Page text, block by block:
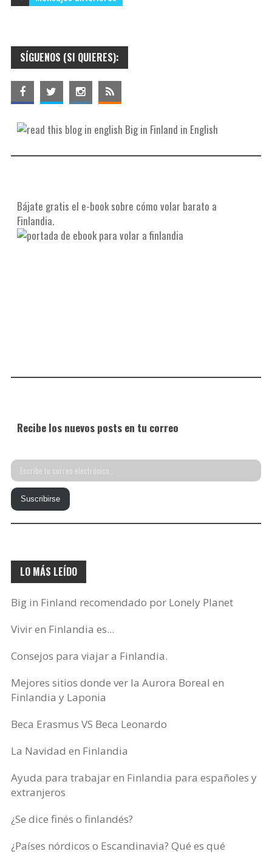
e
t
r
i
r
SÍGUENOS (SI QUIERES):
Big in Finland in English
Bájate gratis el e-book sobre cómo volar barato a
Finlandia.
Recibe los nuevos posts en tu correo
Escribe
tu
correo
electrónico…
Suscribirse
LO MÁS LEÍDO
Big in Finland recomendado por Lonely Planet
Vivir en Finlandia es...
Consejos para viajar a Finlandia.
Mejores sitios donde ver la Aurora Boreal en
Finlandia y Laponia
Beca Erasmus VS Beca Leonardo
La Navidad en Finlandia
Ayuda para trabajar en Finlandia para españoles y
extranjeros
¿Se dice finés o finlandés?
¿Países nórdicos o Escandinavia? Qué es qué